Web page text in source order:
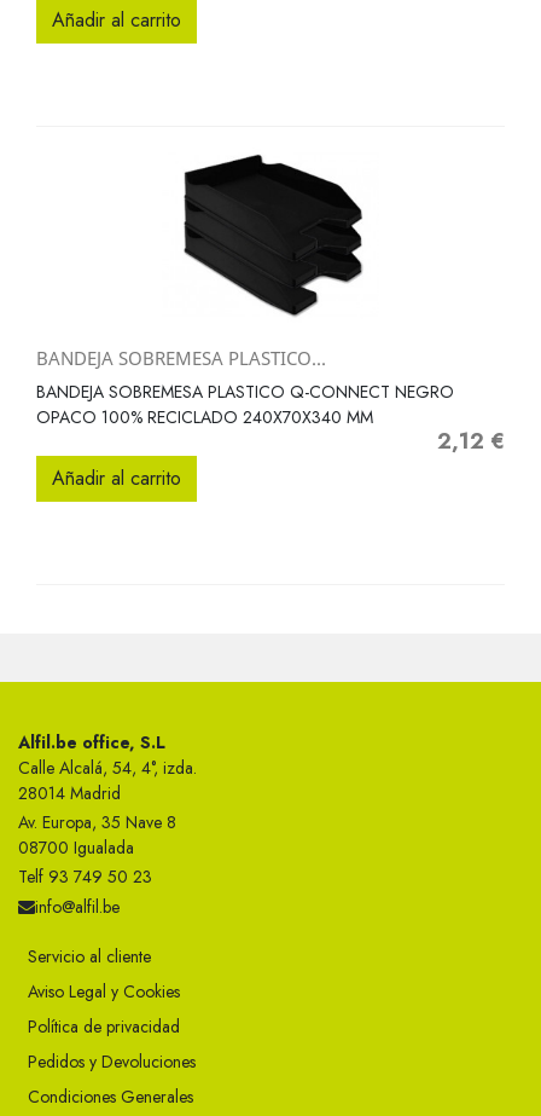
Añadir al carrito
BANDEJA SOBREMESA PLASTICO...
BANDEJA SOBREMESA PLASTICO Q-CONNECT NEGRO
OPACO 100% RECICLADO 240X70X340 MM
Precio
2,12 €
Añadir al carrito
Alfil.be office, S.L
Calle Alcalá, 54, 4°, izda.
28014 Madrid
Av. Europa, 35 Nave 8
08700 Igualada
Telf 93 749 50 23
info@alfil.be
Servicio al cliente
Aviso Legal y Cookies
Política de privacidad
Pedidos y Devoluciones
Condiciones Generales